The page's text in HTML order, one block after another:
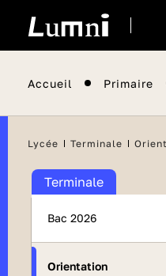
Accueil Primaire
Lycée Terminale
Terminale
Bac 2026
Orientation